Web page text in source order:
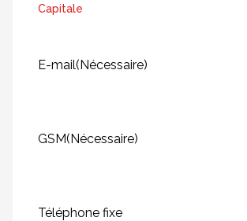
Capitale
E-mail(Nécessaire)
GSM(Nécessaire)
Téléphone fixe